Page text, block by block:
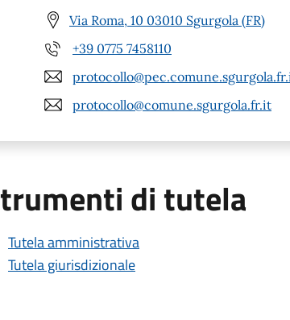
Via Roma, 10 03010 Sgurgola (FR)
+39 0775 7458110
protocollo@comune.sgurgola.fr.it
di tutela
Tutela amministrativa
Tutela giurisdizionale